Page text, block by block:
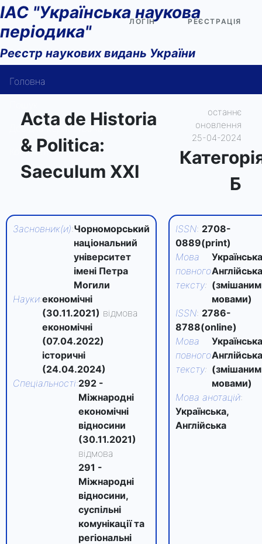
ІАС "Українська наукова
періодика"
Реєстр наукових видань України
ЛОГІН РЕЄСТРАЦІЯ
Головна
Довідка користувача
Контакти
Acta de Historia
& Politica:
Saeculum XXI
останнє
оновлення
25-04-2024
Б
Засновник(и):Чорноморський
національний
університет
імені Петра
Могили
Науки:економічні
(30.11.2021) відмова
економічні
(07.04.2022)
історичні
(24.04.2024)
Спеціальності:292 -
Міжнародні
економічні
відносини
(30.11.2021)
відмова
291 -
Міжнародні
відносини,
суспільні
комунікації та
регіональні
ISSN: 2708-
0889(print)
Мова
повного
тексту:
мовами)
ISSN: 2786-
8788(online)
Мова
повного
тексту:
мовами)
Мова анотацій:
Українська,
Англійська